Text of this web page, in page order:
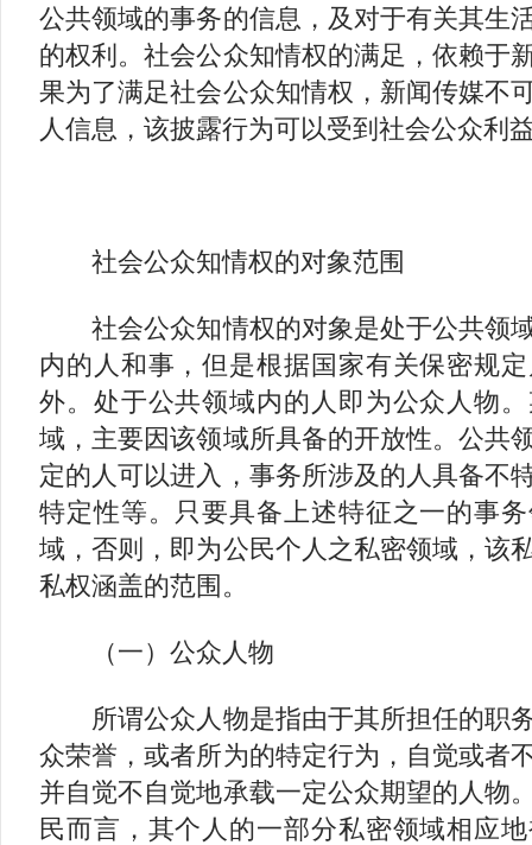
公共领域的事务的信息，及对于有关其生
的权利。社会公众知情权的满足，依赖于
果为了满足社会公众知情权，新闻传媒不
人信息，该披露行为可以受到社会公众利
社会公众知情权的对象范围
社会公众知情权的对象是处于公共领
内的人和事，但是根据国家有关保密规
外。处于公共领域内的人即为公众人物
域，主要因该领域所具备的开放性。公共
定的人可以进入，事务所涉及的人具备不
特定性等。只要具备上述特征之一的事
域，否则，即为公民个人之私密领域，该
私权涵盖的范围。
（一）公众人物
所谓公众人物是指由于其所担任的职
众荣誉，或者所为的特定行为，自觉或者
并自觉不自觉地承载一定公众期望的人物
民而言，其个人的一部分私密领域相应